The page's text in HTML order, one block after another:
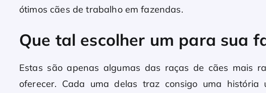
ótimos cães de trabalho em fazendas.
Que tal escolher um para sua
Estas são apenas algumas das raças de cães mais
oferecer. Cada uma delas traz consigo uma